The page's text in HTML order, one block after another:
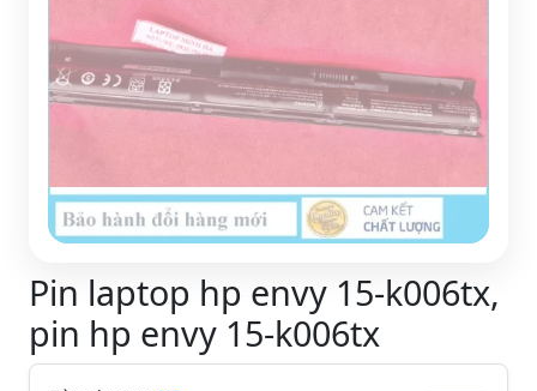
Pin laptop hp envy 15-k006tx,
pin hp envy 15-k006tx